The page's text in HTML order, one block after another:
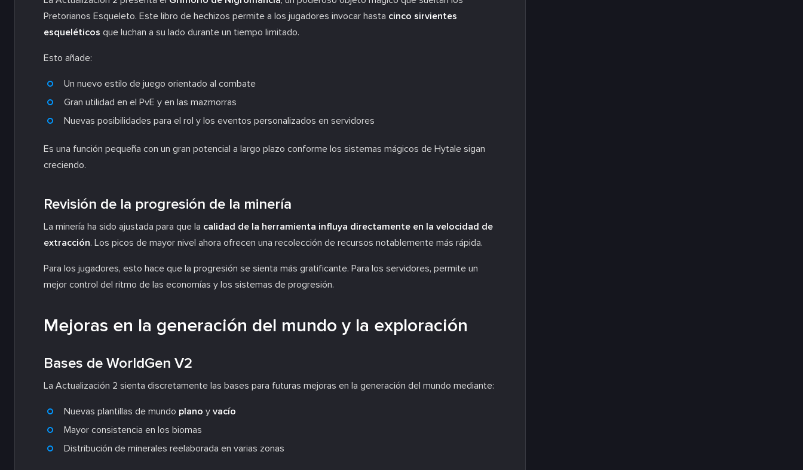
Pretorianos Esqueleto. Este libro de hechizos permite a los jugadores invocar hasta cinco sirvientes
esqueléticos que luchan a su lado durante un tiempo limitado.
Esto añade:
Un nuevo estilo de juego orientado al combate
Gran utilidad en el PvE y en las mazmorras
Nuevas posibilidades para el rol y los eventos personalizados en servidores
Es una función pequeña con un gran potencial a largo plazo conforme los sistemas mágicos de Hytale sigan
creciendo.
Revisión de la progresión de la minería
La minería ha sido ajustada para que la calidad de la herramienta influya directamente en la velocidad de
extracción. Los picos de mayor nivel ahora ofrecen una recolección de recursos notablemente más rápida.
Para los jugadores, esto hace que la progresión se sienta más gratificante. Para los servidores, permite un
mejor control del ritmo de las economías y los sistemas de progresión.
Mejoras en la generación del mundo y la exploración
Bases de WorldGen V2
La Actualización 2 sienta discretamente las bases para futuras mejoras en la generación del mundo mediante:
Nuevas plantillas de mundo plano y vacío
Mayor consistencia en los biomas
Distribución de minerales reelaborada en varias zonas